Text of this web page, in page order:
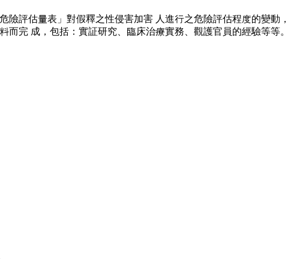
評估量表」對假釋之性侵害加害 人進行之危險評估程度的變動，
完 成，包括：實証研究、臨床治療實務、觀護官員的經驗等等。